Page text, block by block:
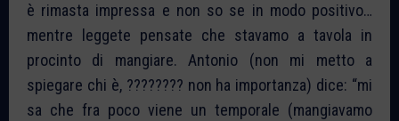
è rimasta impressa e non so se in modo positivo…
mentre leggete pensate che stavamo a tavola in
procinto di mangiare. Antonio (non mi metto a
spiegare chi è, ???????? non ha importanza) dice: “mi
sa che fra poco viene un temporale (mangiavamo